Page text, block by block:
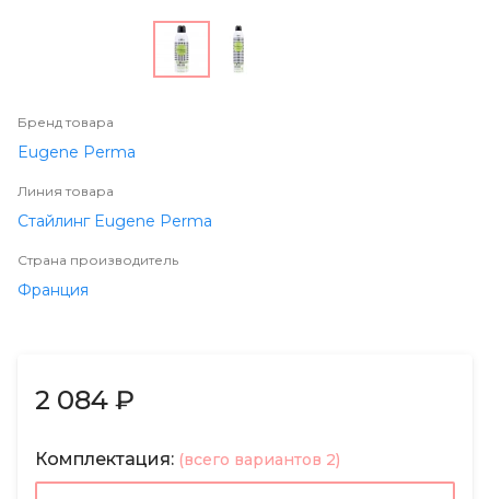
Бренд товара
Eugene Perma
Линия товара
Стайлинг Eugene Perma
Страна производитель
Франция
2 084 ₽
Комплектация: (всего вариантов 2)